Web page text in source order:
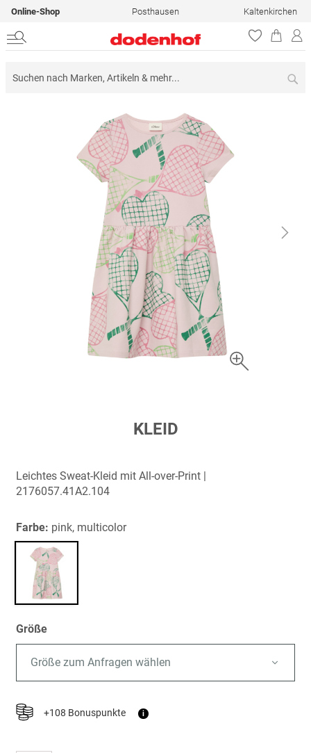
Online-Shop Posthausen Kaltenkirchen
springen
KLEID
Leichtes Sweat-Kleid mit All-over-Print |
2176057.41A2.104
Farbe: pink, multicolor
Größe
Größe zum Anfragen wählen
+108 Bonuspunkte i